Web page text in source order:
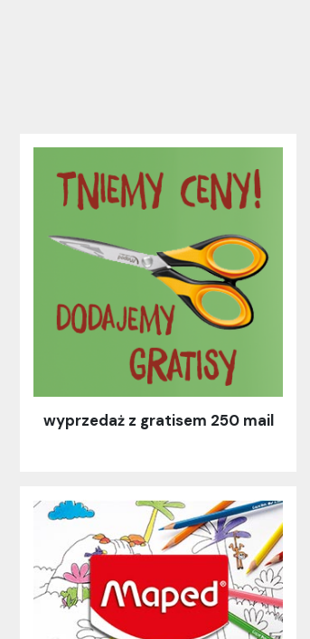
wyprzedaż z gratisem 250 mail